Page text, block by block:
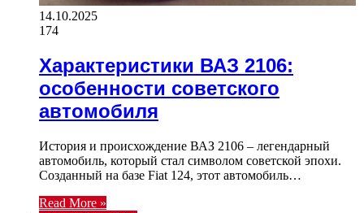
14.10.2025
174
Характеристики ВАЗ 2106:
особенности советского
автомобиля
История и происхождение ВАЗ 2106 – легендарный
автомобиль, который стал символом советской эпохи.
Созданный на базе Fiat 124, этот автомобиль…
Read More »